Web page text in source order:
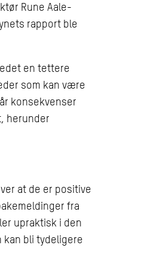
Rune Aale-
rapport ble
en tettere
som kan være
konsekvenser
herunder
at de er positive
fra
upraktisk i den
kan bli tydeligere